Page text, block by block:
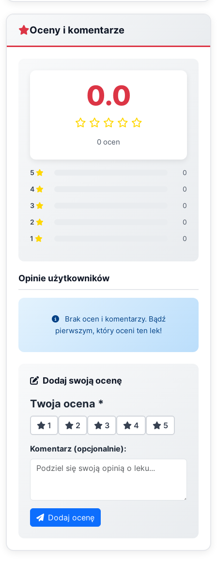
Oceny i komentarze
0.0
0 ocen
5
0
4
0
3
0
2
0
1
0
Opinie użytkowników
Brak ocen i komentarzy. Bądź
pierwszym, który oceni ten lek!
Dodaj swoją ocenę
Twoja ocena *
1 2 3 4 5
Komentarz (opcjonalnie):
Dodaj ocenę